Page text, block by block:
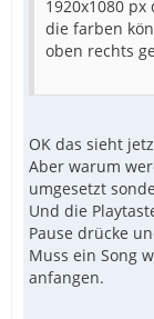
1920x1080 px
die farben
oben rechts
OK das sieht
Aber warum
umgesetzt
Und die
Pause drücke
Muss ein Song
anfangen.